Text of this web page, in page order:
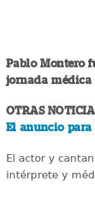
Pablo Montero
jornada médica
OTRAS
El anuncio para
El actor y
intérprete y